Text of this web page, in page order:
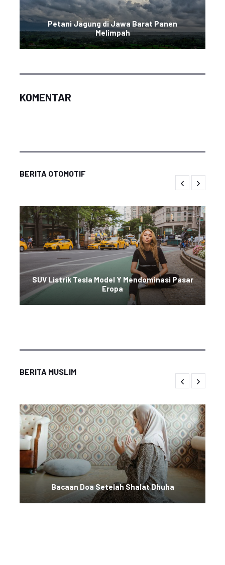
Petani Jagung di Jawa Barat Panen
Melimpah
KOMENTAR
BERITA OTOMOTIF
SUV Listrik Tesla Model Y Mendominasi Pasar
Eropa
BERITA MUSLIM
Bacaan Doa Setelah Shalat Dhuha